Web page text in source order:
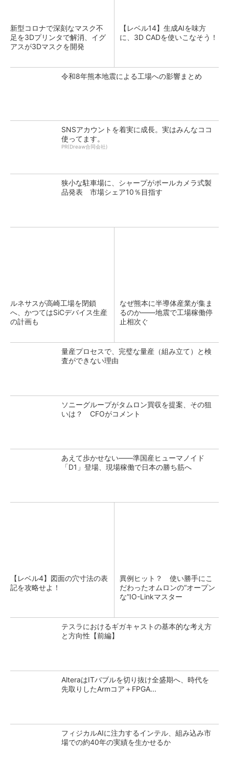
新型コロナで深刻なマスク不
足を3Dプリンタで解消、イグ
アスが3Dマスクを開発
【レベル14】生成AIを味方
に、3D CADを使いこなそう！
令和8年熊本地震による工場への影響まとめ
SNSアカウントを着実に成長。実はみんなココ
使ってます。
PR(Dreaw合同会社)
狭小な駐車場に、シャープがポールカメラ式製
品発表 市場シェア10％目指す
ルネサスが高崎工場を閉鎖
へ、かつてはSiCデバイス生産
の計画も
なぜ熊本に半導体産業が集ま
るのか――地震で工場稼働停
止相次ぐ
量産プロセスで、完璧な量産（組み立て）と検
査ができない理由
ソニーグループがタムロン買収を提案、その狙
いは？ CFOがコメント
あえて歩かせない――準国産ヒューマノイド
「D1」登場、現場稼働で日本の勝ち筋へ
【レベル4】図面の穴寸法の表
記を攻略せよ！
異例ヒット？ 使い勝手にこ
だわったオムロンの“オープン
な”IO-Linkマスター
テスラにおけるギガキャストの基本的な考え方
と方向性【前編】
AlteraはITバブルを切り抜け全盛期へ、時代を
先取りしたArmコア＋FPGA...
フィジカルAIに注力するインテル、組み込み市
場での約40年の実績を生かせるか